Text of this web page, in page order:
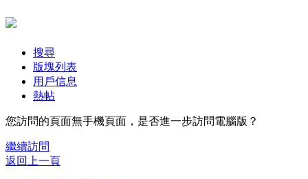
搜尋
版塊列表
用戶信息
熱帖
您訪問的頁面無手機頁面，是否進一步訪問電腦版？
繼續訪問
返回上一頁